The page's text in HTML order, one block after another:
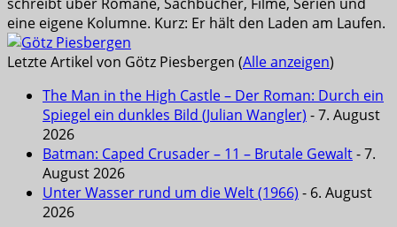
eine eigene Kolumne. Kurz: Er hält den Laden am Laufen.
Letzte Artikel von Götz Piesbergen (Alle anzeigen)
The Man in the High Castle – Der Roman: Durch ein
Spiegel ein dunkles Bild (Julian Wangler) - 7. August
2026
Batman: Caped Crusader – 11 – Brutale Gewalt- 7.
August 2026
Unter Wasser rund um die Welt (1966) - 6. August
2026